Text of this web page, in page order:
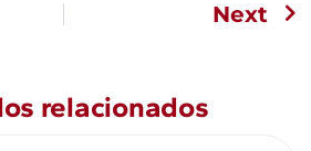
Next
relacionados